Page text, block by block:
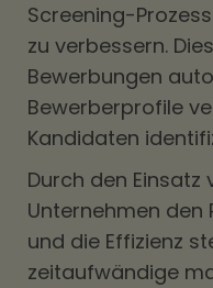
Screening-
zu verbessern.
Bewerbungen
Bewerberprofile
Kandidaten
Durch den Einsatz
Unternehmen den
und die Effizienz
zeitaufwändige